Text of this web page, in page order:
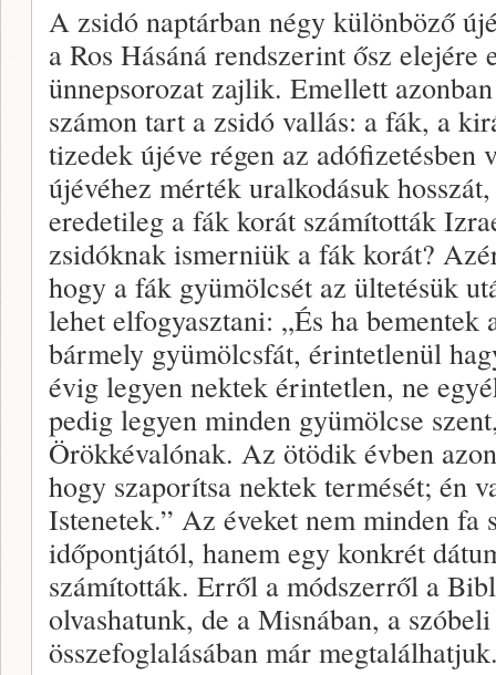
A zsidó naptárban négy különböző
a Ros Hásáná rendszerint ősz elejére
ünnepsorozat zajlik. Emellett
számon tart a zsidó vallás: a fák, a
tizedek újéve régen az
újévéhez mérték uralkodásuk
eredetileg a fák korát számították
zsidóknak ismerniük a fák korát?
hogy a fák gyümölcsét az ültetésük
lehet elfogyasztani: „És ha bementek
bármely gyümölcsfát, érintetlenül
évig legyen nektek érintetlen, ne
pedig legyen minden gyümölcse
Örökkévalónak. Az ötödik évben
hogy szaporítsa nektek termését; én
Istenetek.” Az éveket nem minden fa
időpontjától, hanem egy konkrét
számították. Erről a módszerről a
olvashatunk, de a Misnában, a
összefoglalásában már